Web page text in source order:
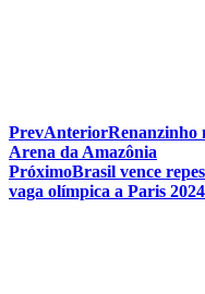
PrevAnteriorRenanzinho
Arena da Amazônia
PróximoBrasil vence
vaga olímpica a Paris 2024